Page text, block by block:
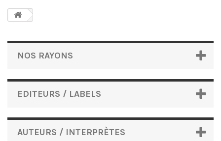
NOS RAYONS
EDITEURS / LABELS
AUTEURS / INTERPRÈTES